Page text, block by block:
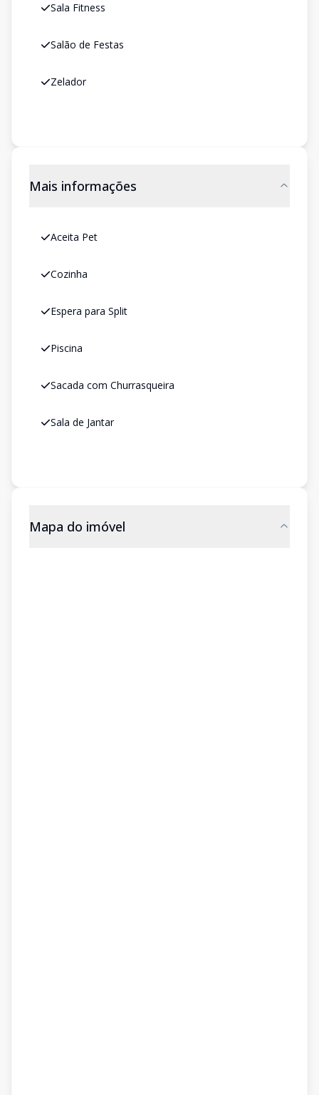
Sala Fitness
Salão de Festas
Zelador
Mais informações
Aceita Pet
Cozinha
Espera para Split
Piscina
Sacada com Churrasqueira
Sala de Jantar
Mapa do imóvel